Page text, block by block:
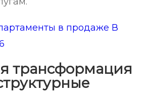
в продаже В
трансформация